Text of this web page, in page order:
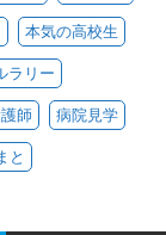
本気の高校生
ラリー
師 病院見学
と